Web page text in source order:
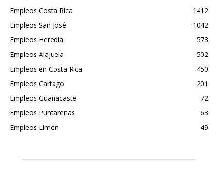
Empleos Costa Rica
1412
Empleos San José
1042
Empleos Heredia
573
Empleos Alajuela
502
Empleos en Costa Rica
450
Empleos Cartago
201
Empleos Guanacaste
72
Empleos Puntarenas
63
Empleos Limón
49